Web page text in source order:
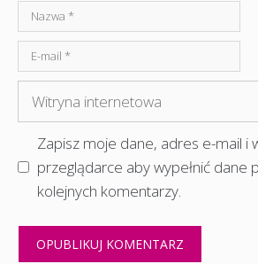
Nazwa
mail
internetowa
Zapisz moje dane, adres e-mail i
przeglądarce aby wypełnić dane
kolejnych komentarzy.